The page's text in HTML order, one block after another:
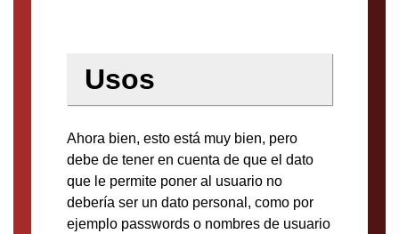
Usos
Ahora bien, esto está muy bien, pero
debe de tener en cuenta de que el dato
que le permite poner al usuario no
debería ser un dato personal, como por
ejemplo passwords o nombres de usuario